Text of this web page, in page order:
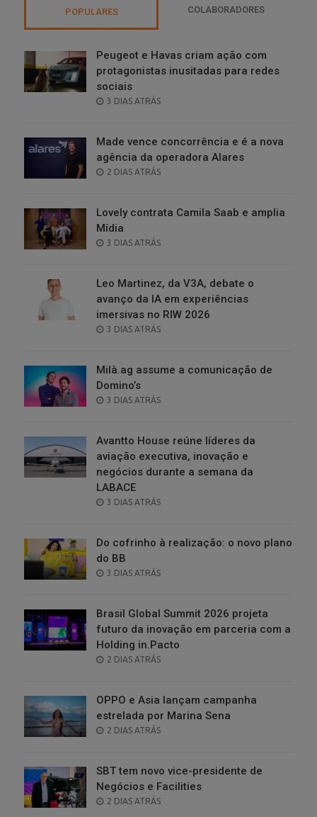
POPULARES COLABORADORES
Peugeot e Havas criam ação com
protagonistas inusitadas para redes
sociais
POSTED
3 DIAS ATRÁS
Made vence concorrência e é a nova
agência da operadora Alares
POSTED
2 DIAS ATRÁS
Lovely contrata Camila Saab e amplia
Mídia
POSTED
3 DIAS ATRÁS
Leo Martinez, da V3A, debate o
avanço da IA em experiências
imersivas no RIW 2026
POSTED
3 DIAS ATRÁS
Milà.ag assume a comunicação de
Domino’s
POSTED
3 DIAS ATRÁS
Avantto House reúne líderes da
aviação executiva, inovação e
negócios durante a semana da
LABACE
POSTED
3 DIAS ATRÁS
Do cofrinho à realização: o novo plano
do BB
POSTED
3 DIAS ATRÁS
Brasil Global Summit 2026 projeta
futuro da inovação em parceria com a
Holding in.Pacto
POSTED
2 DIAS ATRÁS
OPPO e Asia lançam campanha
estrelada por Marina Sena
POSTED
2 DIAS ATRÁS
SBT tem novo vice-presidente de
Negócios e Facilities
POSTED
2 DIAS ATRÁS